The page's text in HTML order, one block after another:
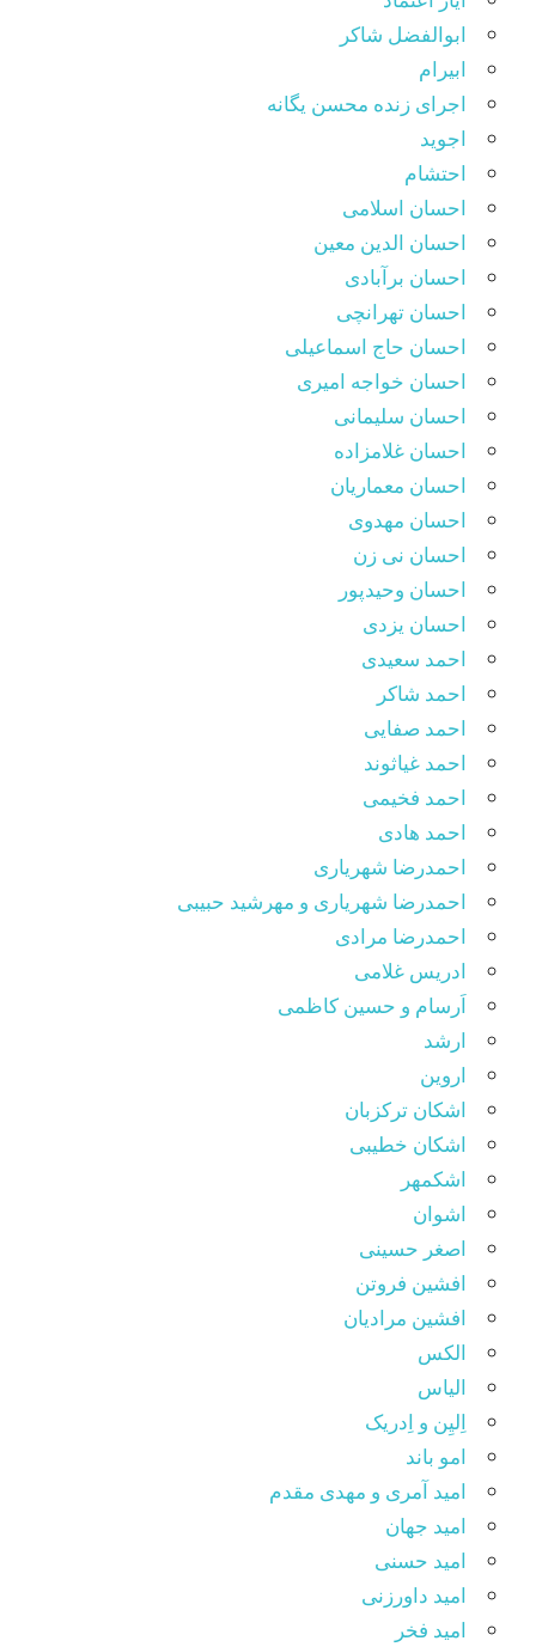
ابوالفضل شاکر
ابیرام
اجرای زنده محسن یگانه
اجوید
احتشام
احسان اسلامی
احسان الدین معین
احسان برآبادی
احسان تهرانچی
احسان حاج اسماعیلی
احسان خواجه امیری
احسان سلیمانی
احسان غلامزاده
احسان معماریان
احسان مهدوی
احسان نی زن
احسان وحیدپور
احسان یزدی
احمد سعیدی
احمد شاکر
احمد صفایی
احمد غیاثوند
احمد فخیمی
احمد هادی
احمدرضا شهریاری
احمدرضا شهریاری و مهرشید حبیبی
احمدرضا مرادی
ادریس غلامی
اَرسام و حسین کاظمی
ارشد
اروین
اشکان ترکزبان
اشکان خطیبی
اشکمهر
اشوان
اصغر حسینی
افشین فروتن
افشین مرادیان
الکس
الیاس
اِلیِن و اِدریک
امو باند
امید آمری و مهدی مقدم
امید جهان
امید حسنی
امید داورزنی
امید فخر